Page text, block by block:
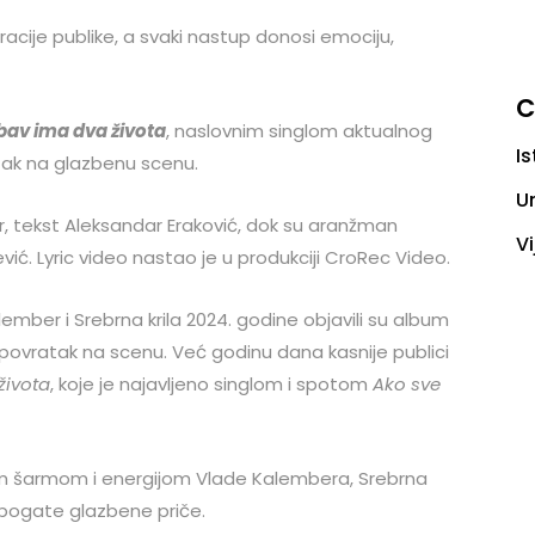
publike, a svaki nastup donosi emociju,
ima dva života, naslovnim singlom aktualnog
na glazbenu scenu.
Aleksandar Eraković, dok su aranžman
Lyric video nastao je u produkciji CroRec Video.
i Srebrna krila 2024. godine objavili su album
na scenu. Već godinu dana kasnije publici
, koje je najavljeno singlom i spotom Ako sve
i energijom Vlade Kalembera, Srebrna
glazbene priče.